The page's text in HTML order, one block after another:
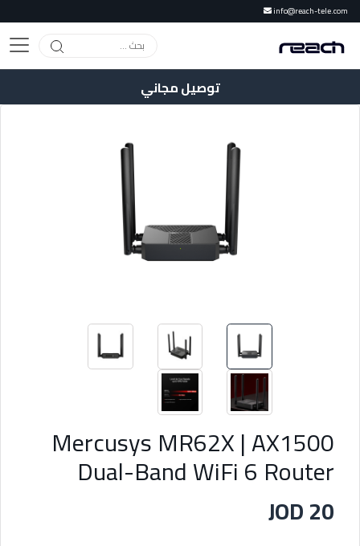
info@reach-tele.com
توصيل مجاني
Mercusys MR62X | AX1500
Dual-Band WiFi 6 Router
JOD 20